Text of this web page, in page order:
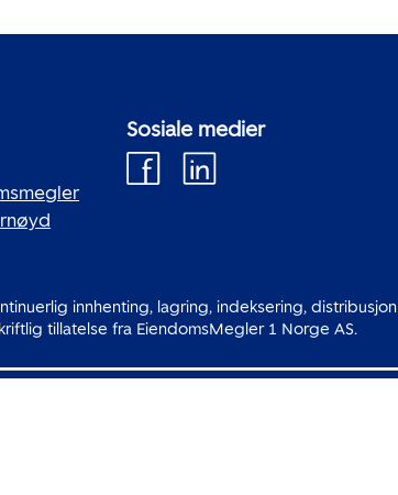
Sosiale medier
innhenting, lagring, indeksering,
tillatelse fra EiendomsMegler 1 Norge AS.